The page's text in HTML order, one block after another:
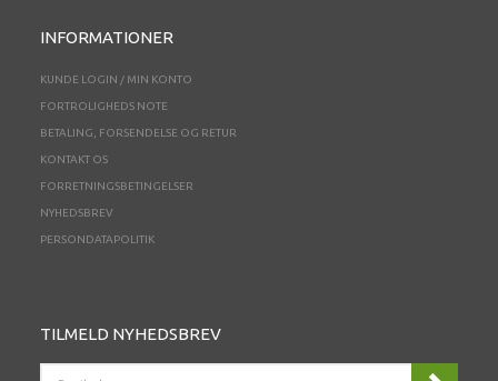
INFORMATIONER
KUNDE LOGIN / MIN KONTO
FORTROLIGHEDS NOTE
BETALING, FORSENDELSE OG RETUR
KONTAKT OS
FORRETNINGSBETINGELSER
NYHEDSBREV
PERSONDATAPOLITIK
TILMELD NYHEDSBREV